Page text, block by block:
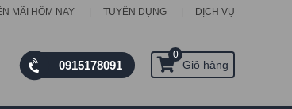
MÃI HÔM NAY TUYỂN DỤNG DỊCH VỤ
0915178091
0
Giỏ hàng